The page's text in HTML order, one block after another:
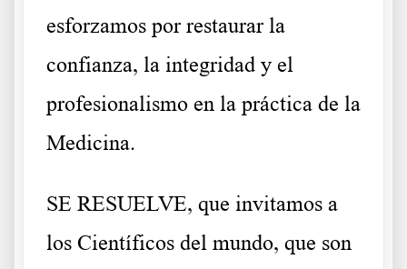
esforzamos por restaurar la
confianza, la integridad y el
profesionalismo en la práctica de la
Medicina.
SE RESUELVE, que invitamos a
los Científicos del mundo, que son